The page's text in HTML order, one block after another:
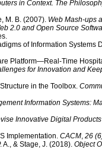
in Context. The
M. B. (2007). Web Mash-ups
2.0 and Open Source
of Information Systems
Platform—Real-Time
for Innovation and
in the Toolbox.
Information Systems:
Innovative Digital
Implementation. CACM, 26
A., & Stage, J. (2018). Object